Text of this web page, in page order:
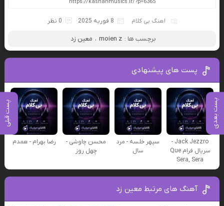
پست بعدی پست قبلی
اهنگ بی کلام 8 فوریه 2025 0 نظر
برچسب ها : moien z ، معین زد
پست های پیشنهادی
Jack Jezzro -
سریال فرام Que
Sera, Sera
سپهر خلسه - مرد
سال
محسن چاوشی -
چهل روز
رضا بهرام - همدم
آهنگ های مرتبط معین زد